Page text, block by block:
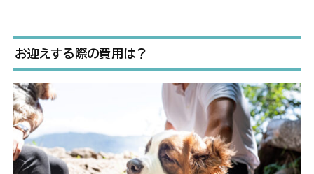
お迎えする際の費用は？